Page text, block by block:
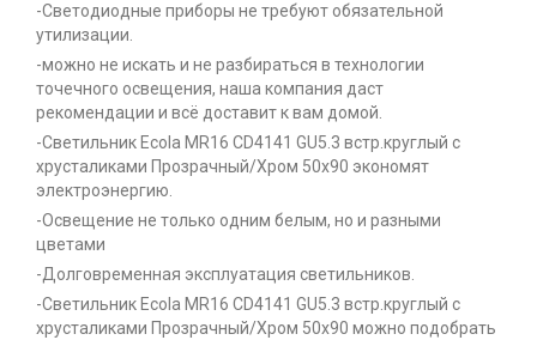
-Светодиодные приборы не требуют обязательной
утилизации.
-можно не искать и не разбираться в технологии
точечного освещения, наша компания даст
рекомендации и всё доставит к вам домой.
-Светильник Ecola MR16 CD4141 GU5.3 встр.круглый с
хрусталиками Прозрачный/Хром 50x90 экономят
электроэнергию.
-Освещение не только одним белым, но и разными
цветами
-Долговременная эксплуатация светильников.
-Светильник Ecola MR16 CD4141 GU5.3 встр.круглый с
хрусталиками Прозрачный/Хром 50x90 можно подобрать